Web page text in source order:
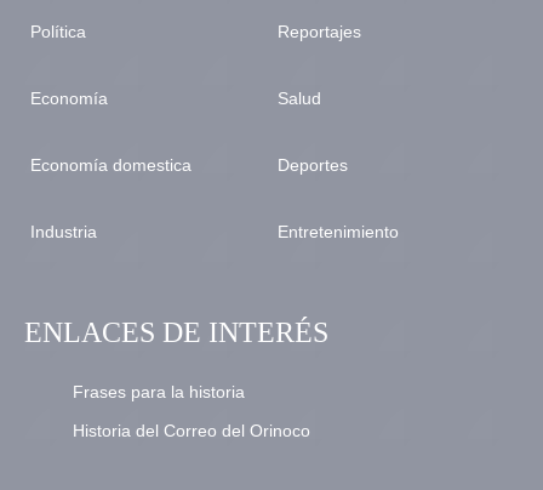
Política
Economía
Economía domestica
Industria
Reportajes
Salud
Deportes
Entretenimiento
ENLACES DE INTERÉS
Frases para la historia
Historia del Correo del Orinoco